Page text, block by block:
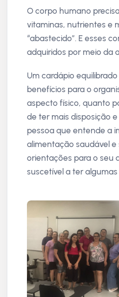
O corpo humano
vitaminas, nutrientes e
“abastecido”. E esses
adquiridos por meio da
Um cardápio
benefícios para o
aspecto físico, quanto
de ter mais disposição
pessoa que entende a
alimentação saudável e
orientações para o seu
suscetível a ter